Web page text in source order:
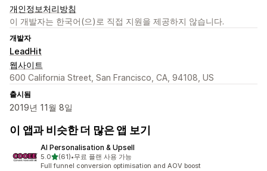
개인정보처리방침
이 개발자는 한국어(으)로 직접 지원을 제공하지 않습니다.
개발자
LeadHit
웹사이트
600 California Street, San Francisco, CA, 94108, US
출시됨
2019년 11월 8일
이 앱과 비슷한 더 많은 앱 보기
AI Personalisation & Upsell
5.0별 5개 중
(61)
총 리뷰 61개
•무료 플랜 사용 가능
Full funnel conversion optimisation and AOV boost